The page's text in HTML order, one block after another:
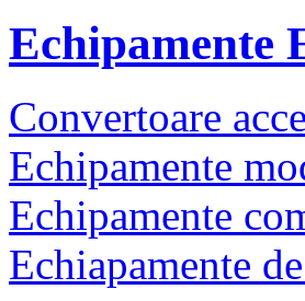
Echipamente
Convertoare
Echipamente
Echipamente
Echiapamente